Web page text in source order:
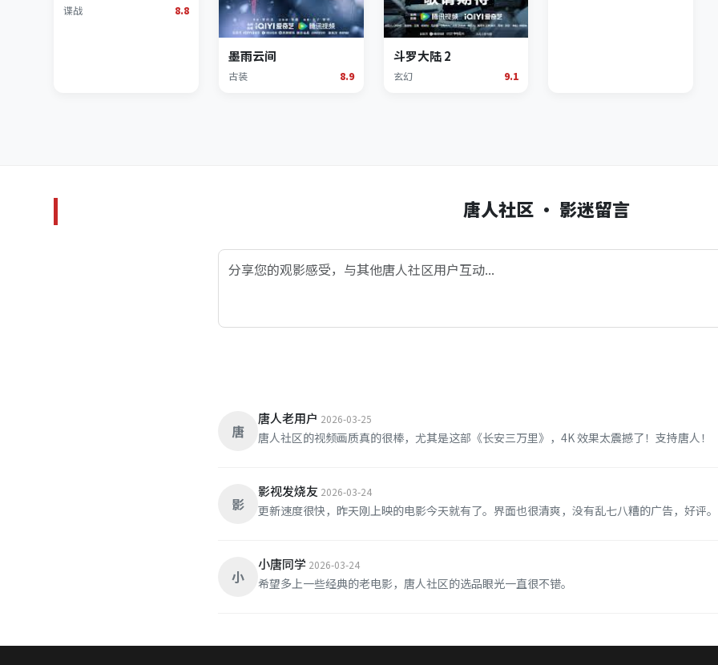
谍战 8.8
墨雨云间
古装 8.9
斗罗大陆 2
玄幻 9.1
唐人社区 · 影迷留言
唐
唐人老用户 2026-03-25
唐人社区的视频画质真的很棒，尤其是这部《长安三万里》，4K 效果太震撼了！支持唐人！
影
影视发烧友 2026-03-24
更新速度很快，昨天刚上映的电影今天就有了。界面也很清爽，没有乱七八糟的广告，好评。
小
小唐同学 2026-03-24
希望多上一些经典的老电影，唐人社区的选品眼光一直很不错。